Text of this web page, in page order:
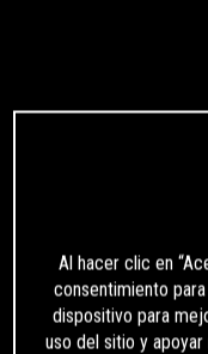
Al hacer clic en
consentimiento
dispositivo para
uso del sitio y